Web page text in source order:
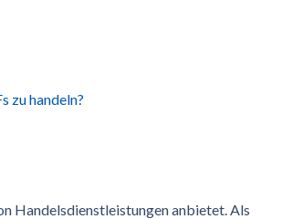
zu handeln?
Handelsdienstleistungen anbietet. Als